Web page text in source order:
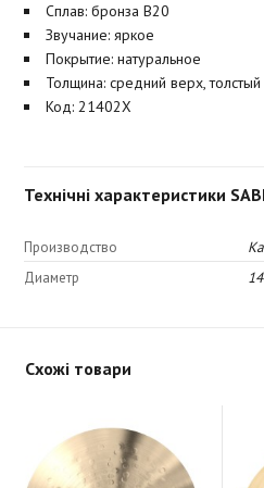
Сплав: бронза B20
Звучание: яркое
Покрытие: натуральное
Толщина: средний верх, толстый
Код: 21402X
Технічні характеристики
Производство
Диаметр
Схожі товари